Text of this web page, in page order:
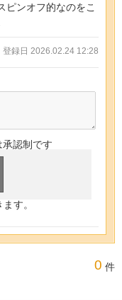
ピンオフ的なのをこ
登録日 2026.02.24 12:28
認制です
す。
0 件